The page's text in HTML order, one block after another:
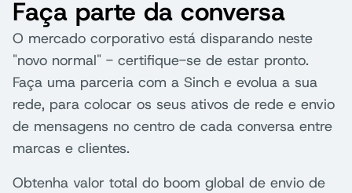
Faça parte da conversa
O mercado corporativo está disparando neste
"novo normal" - certifique-se de estar pronto.
Faça uma parceria com a Sinch e evolua a sua
rede, para colocar os seus ativos de rede e envio
de mensagens no centro de cada conversa entre
marcas e clientes.
Obtenha valor total do boom global de envio de